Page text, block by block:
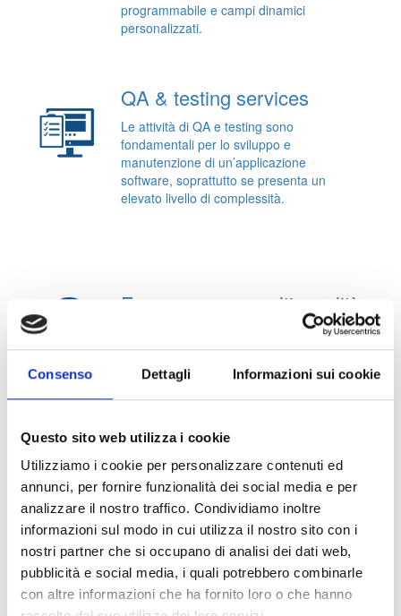
Consenso Dettagli Informazioni sui cookie
Questo sito web utilizza i cookie
Utilizziamo i cookie per personalizzare contenuti ed
annunci, per fornire funzionalità dei social media e per
analizzare il nostro traffico. Condividiamo inoltre
informazioni sul modo in cui utilizza il nostro sito con i
nostri partner che si occupano di analisi dei dati web,
pubblicità e social media, i quali potrebbero combinarle
con altre informazioni che ha fornito loro o che hanno
programmabile e campi dinamici
personalizzati.
QA & testing services
Le attività di QA e testing sono
fondamentali per lo sviluppo e
manutenzione di un’applicazione
software, soprattutto se presenta un
elevato livello di complessità.
E-commerce e multicanalità
adoperando le piattaforme più
all’avanguardia, impiegando tecnologie
basate su Intelligenza Artificiale e
Machine Learning.
ADV SMM e Performance
Marketing
Utilizzando le migliori tecniche di web
marketing, il business può crescere e
ottenere risultati sorprendenti e
performance straordinarie.